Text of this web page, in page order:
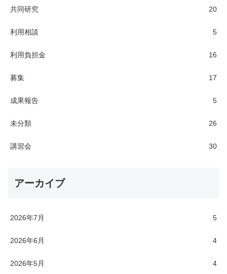
共同研究 20
利用相談 5
利用負担金 16
募集 17
成果報告 5
未分類 26
講習会 30
アーカイブ
2026年7月 5
2026年6月 4
2026年5月 4